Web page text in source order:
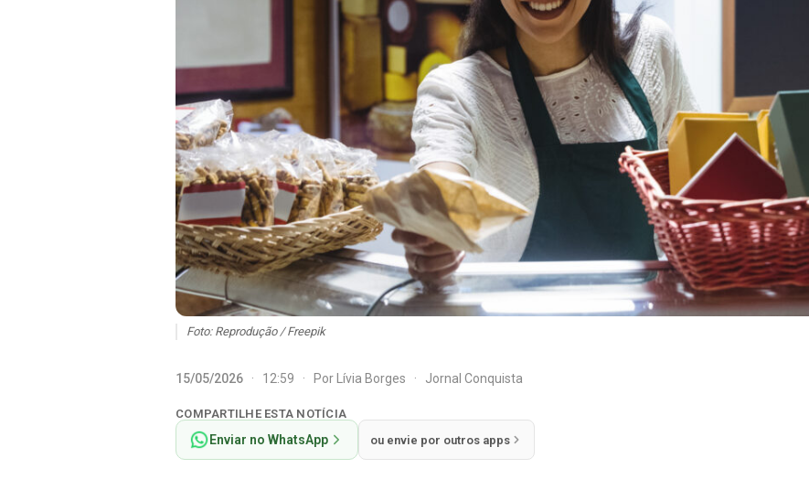
Foto: Reprodução / Freepik
15/05/2026 · 12:59 · Por Lívia Borges · Jornal Conquista
COMPARTILHE ESTA NOTÍCIA
Enviar no WhatsApp ou envie por outros apps